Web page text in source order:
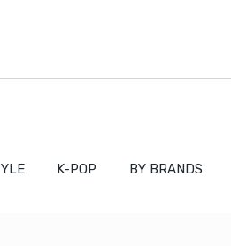
K-POP BY BRANDS